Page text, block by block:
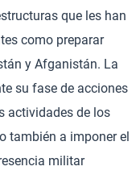
que les han
como preparar
y Afganistán. La
su fase de acciones
actividades de los
también a imponer el
militar